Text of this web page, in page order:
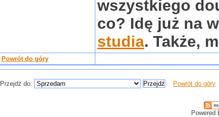
wszystkiego
co? Idę już na
studia. Także,
Powrót do góry
Przejdź do: Powrót do góry
Powered